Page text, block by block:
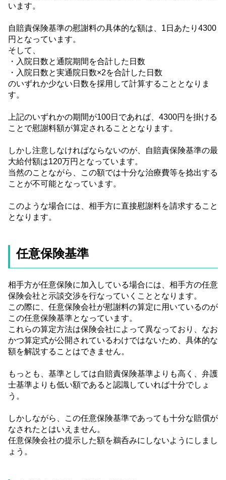
います。
自賠責保険基準の慰謝料の具体的な額は、1日あたり4300
円となっています。
そして、
・入院日数と通院期間を合計した日数
・入院日数と実通院日数×2を合計した日数
のいずれか少ない日数を採用して計算することとなりま
す。
上記のいずれかの期間が100日であれば、4300円を掛ける
ことで慰謝料額が算定されることとなります。
しかし注意しなければならないのが、自賠責保険基準の最
大給付額は120万円となっています。
当然のことながら、この額では十分な治療費等を捻出する
ことが不可能となっています。
このような場合には、相手方に直接慰謝料を請求すること
となります。
任意保険基準
相手方が任意保険に加入している場合には、相手方の任意
保険会社と示談交渉を行なっていくこととなります。
この際に、任意保険会社が慰謝料の算定に用いているのが
この任意保険基準となっています。
これらの算定方法は保険会社によって異なっており、なお
かつ算定式が公開されているわけではないため、具体的な
額を解説することはできません。
もっとも、基準としては自賠責保険基準よりも高く、弁護
士基準よりも低い額であると認識していれば十分でしょ
う。
しかしながら、この任意保険基準であっても十分な賠償が
なされたとはいえません。
任意保険会社の提示した額を鵜呑みにしないようにしまし
ょう。